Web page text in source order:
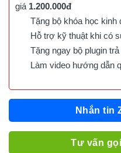
giá 1.200.000đ
Tặng bộ khóa học kinh
Hỗ trợ kỹ thuật khi có
Tặng ngay bộ plugin
Làm video hướng dẫn
Nhắn tin
Tư vấn